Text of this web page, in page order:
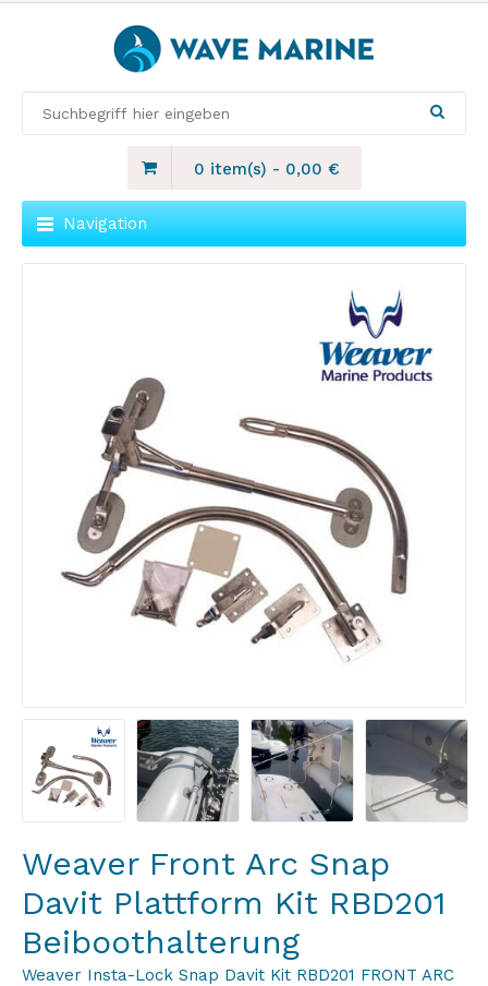
0 item(s) - 0,00 €
Navigation
Weaver Front Arc Snap
Davit Plattform Kit RBD201
Beiboothalterung
Weaver Insta-Lock Snap Davit Kit RBD201 FRONT ARC